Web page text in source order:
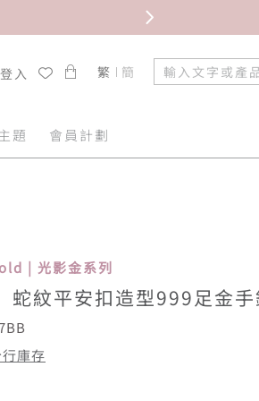
入 繁 簡
題 會員計劃
| 光影金系列
紋平安扣造型999足金手
庫存